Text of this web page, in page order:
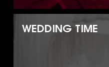
WEDDING TIME